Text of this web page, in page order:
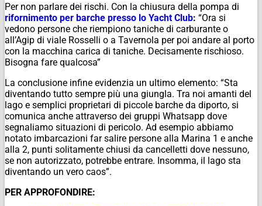
Per non parlare dei rischi. Con la chiusura della pompa di
rifornimento per barche presso lo Yacht Club: “Ora si
vedono persone che riempiono taniche di carburante o
all’Agip di viale Rosselli o a Tavernola per poi andare al porto
con la macchina carica di taniche. Decisamente rischioso.
Bisogna fare qualcosa”
La conclusione infine evidenzia un ultimo elemento: “Sta
diventando tutto sempre più una giungla. Tra noi amanti del
lago e semplici proprietari di piccole barche da diporto, si
comunica anche attraverso dei gruppi Whatsapp dove
segnaliamo situazioni di pericolo. Ad esempio abbiamo
notato imbarcazioni far salire persone alla Marina 1 e anche
alla 2, punti solitamente chiusi da cancelletti dove nessuno,
se non autorizzato, potrebbe entrare. Insomma, il lago sta
diventando un vero caos”.
PER APPROFONDIRE: